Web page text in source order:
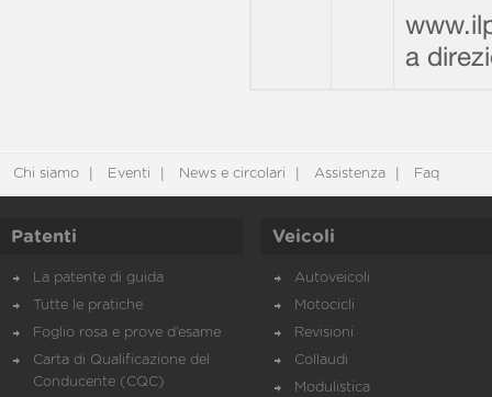
a
Chi siamo Eventi News e circolari Assistenza Faq
Patenti
La patente di guida
Tutte le pratiche
Foglio rosa e prove d’esame
Carta di Qualificazione del
Conducente (CQC)
Veicoli
Autoveicoli
Motocicli
Revisioni
Collaudi
Modulistica